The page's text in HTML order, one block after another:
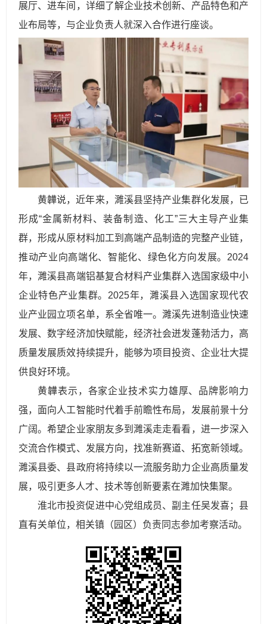
展厅、进车间，详细了解企业技术创新、产品特色和产
业布局等，与企业负责人就深入合作进行座谈。
黄韡说，近年来，濉溪县坚持产业集群化发展，已
形成“金属新材料、装备制造、化工”三大主导产业集
群，形成从原材料加工到高端产品制造的完整产业链，
推动产业向高端化、智能化、绿色化方向发展。2024
年，濉溪县高端铝基复合材料产业集群入选国家级中小
企业特色产业集群。2025年，濉溪县入选国家现代农
业产业园立项名单，系全省唯一。濉溪先进制造业快速
发展、数字经济加快赋能，经济社会迸发蓬勃活力，高
质量发展质效持续提升，能够为项目投资、企业壮大提
供良好环境。
黄韡表示，各家企业技术实力雄厚、品牌影响力
强，面向人工智能时代着手前瞻性布局，发展前景十分
广阔。希望企业家朋友多到濉溪走走看看，进一步深入
交流合作模式、发展方向，找准新赛道、拓宽新领域。
濉溪县委、县政府将持续以一流服务助力企业高质量发
展，吸引更多人才、技术等创新要素在濉加快集聚。
淮北市投资促进中心党组成员、副主任吴发喜；县
直有关单位，相关镇（园区）负责同志参加考察活动。